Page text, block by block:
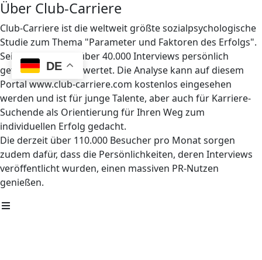
DE
Über Club-Carriere
Club-Carriere ist die weltweit größte sozialpsychologische
Studie zum Thema "Parameter und Faktoren des Erfolgs".
Seit 1997 wurden über 40.000 Interviews persönlich
geführt und ausgewertet. Die Analyse kann auf diesem
Portal www.club-carriere.com kostenlos eingesehen
werden und ist für junge Talente, aber auch für Karriere-
Suchende als Orientierung für Ihren Weg zum
individuellen Erfolg gedacht.
Die derzeit über 110.000 Besucher pro Monat sorgen
zudem dafür, dass die Persönlichkeiten, deren Interviews
veröffentlicht wurden, einen massiven PR-Nutzen
genießen.